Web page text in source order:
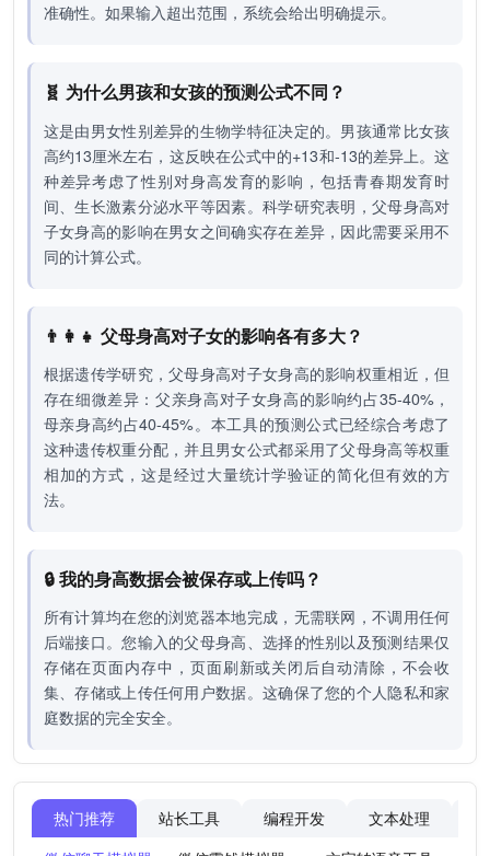
准确性。如果输入超出范围，系统会给出明确提示。
🧬 为什么男孩和女孩的预测公式不同？
这是由男女性别差异的生物学特征决定的。男孩通常比女孩
高约13厘米左右，这反映在公式中的+13和-13的差异上。这
种差异考虑了性别对身高发育的影响，包括青春期发育时
间、生长激素分泌水平等因素。科学研究表明，父母身高对
子女身高的影响在男女之间确实存在差异，因此需要采用不
同的计算公式。
👨‍👩‍👧 父母身高对子女的影响各有多大？
根据遗传学研究，父母身高对子女身高的影响权重相近，但
存在细微差异：父亲身高对子女身高的影响约占35-40%，
母亲身高约占40-45%。本工具的预测公式已经综合考虑了
这种遗传权重分配，并且男女公式都采用了父母身高等权重
相加的方式，这是经过大量统计学验证的简化但有效的方
法。
🔒 我的身高数据会被保存或上传吗？
所有计算均在您的浏览器本地完成，无需联网，不调用任何
后端接口。您输入的父母身高、选择的性别以及预测结果仅
存储在页面内存中，页面刷新或关闭后自动清除，不会收
集、存储或上传任何用户数据。这确保了您的个人隐私和家
庭数据的完全安全。
热门推荐 站长工具 编程开发 文本处理